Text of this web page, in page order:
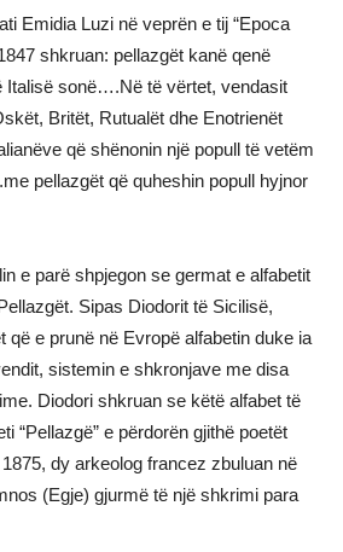
Emidia Luzi në veprën e tij “Epoca
shkruan: pellazgët kanë qenë
Italisë sonë….Në të vërtet, vendasit
Britët, Rutualët dhe Enotrienët
që shënonin një popull të vetëm
pellazgët që quheshin popull hyjnor
e parë shpjegon se germat e alfabetit
Sipas Diodorit të Sicilisë,
që e prunë në Evropë alfabetin duke ia
sistemin e shkronjave me disa
Diodori shkruan se këtë alfabet të
“Pellazgë” e përdorën gjithë poetët
dy arkeolog francez zbuluan në
(Egje) gjurmë të një shkrimi para